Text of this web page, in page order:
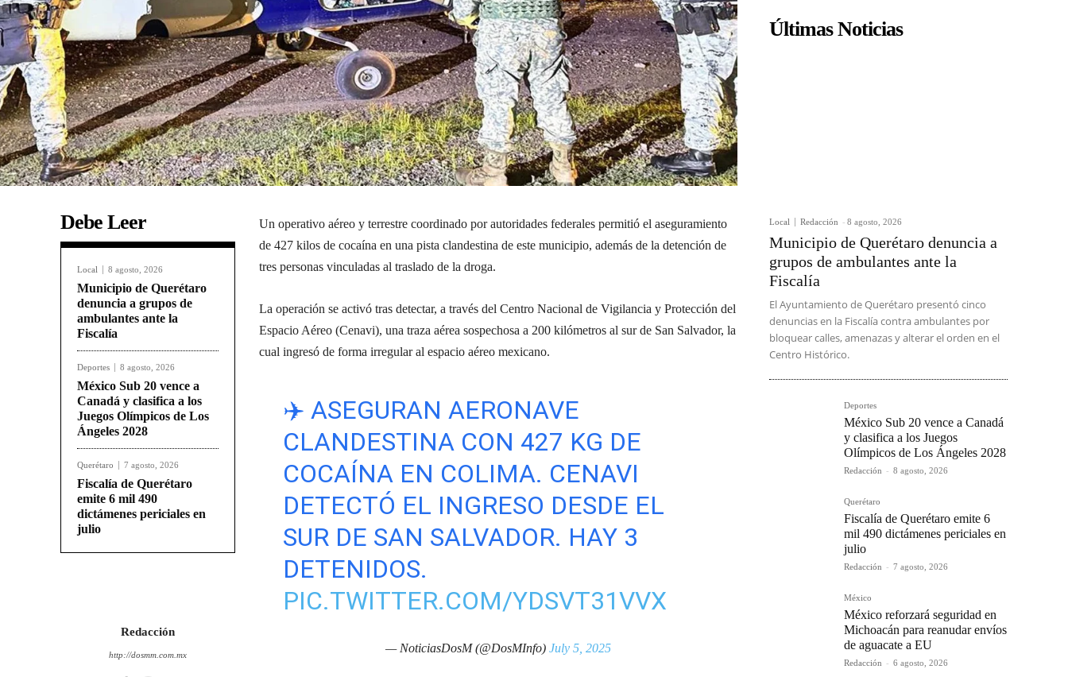
Debe Leer
Local 8 agosto, 2026
Municipio de Querétaro
denuncia a grupos de
ambulantes ante la
Fiscalía
Deportes 8 agosto, 2026
México Sub 20 vence a
Canadá y clasifica a los
Juegos Olímpicos de Los
Ángeles 2028
Querétaro 7 agosto, 2026
Fiscalía de Querétaro
emite 6 mil 490
dictámenes periciales en
julio
Redacción
http://dosmm.com.mx
Un operativo aéreo y terrestre coordinado por autoridades federales permitió el aseguramiento
de 427 kilos de cocaína en una pista clandestina de este municipio, además de la detención de
tres personas vinculadas al traslado de la droga.
La operación se activó tras detectar, a través del Centro Nacional de Vigilancia y Protección del
Espacio Aéreo (Cenavi), una traza aérea sospechosa a 200 kilómetros al sur de San Salvador, la
cual ingresó de forma irregular al espacio aéreo mexicano.
✈️ ASEGURAN AERONAVE
CLANDESTINA CON 427 KG DE
COCAÍNA EN COLIMA. CENAVI
DETECTÓ EL INGRESO DESDE EL
SUR DE SAN SALVADOR. HAY 3
DETENIDOS.
PIC.TWITTER.COM/YDSVT31VVX
— NoticiasDosM (@DosMInfo) July 5, 2025
Últimas Noticias
Local Redacción - 8 agosto, 2026
Municipio de Querétaro denuncia a
grupos de ambulantes ante la
Fiscalía
El Ayuntamiento de Querétaro presentó cinco
denuncias en la Fiscalía contra ambulantes por
bloquear calles, amenazas y alterar el orden en el
Centro Histórico.
Deportes
México Sub 20 vence a Canadá
y clasifica a los Juegos
Olímpicos de Los Ángeles 2028
Redacción - 8 agosto, 2026
Querétaro
Fiscalía de Querétaro emite 6
mil 490 dictámenes periciales en
julio
Redacción - 7 agosto, 2026
México
México reforzará seguridad en
Michoacán para reanudar envíos
de aguacate a EU
Redacción - 6 agosto, 2026